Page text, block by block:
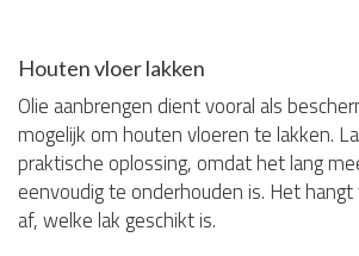
Houten vloer lakken
Olie aanbrengen dient vooral als
mogelijk om houten vloeren te lakken.
praktische oplossing, omdat het lang
eenvoudig te onderhouden is. Het
af, welke lak geschikt is.